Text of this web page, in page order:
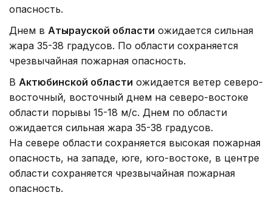
опасность.
Днем в Атырауской области ожидается сильная
жара 35-38 градусов. По области сохраняется
чрезвычайная пожарная опасность.
В Актюбинской области ожидается ветер северо-
восточный, восточный днем на северо-востоке
области порывы 15-18 м/с. Днем по области
ожидается сильная жара 35-38 градусов.
На севере области сохраняется высокая пожарная
опасность, на западе, юге, юго-востоке, в центре
области сохраняется чрезвычайная пожарная
опасность.